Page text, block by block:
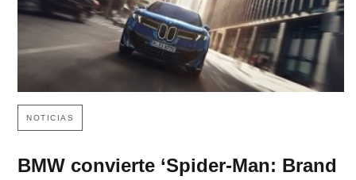
NOTICIAS
BMW convierte ‘Spider-Man: Brand